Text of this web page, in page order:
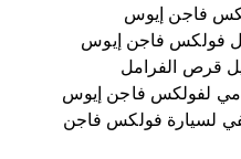
فاجن إيوس
فولكس فاجن إيوس
قرص الفرامل
لفولكس فاجن إيوس
لسيارة فولكس فاجن